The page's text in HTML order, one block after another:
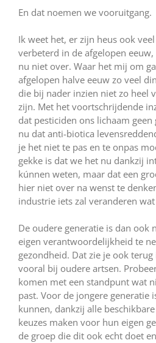
En dat noemen we vooruitgang.
Ik weet het, er zijn heus ook
verbeterd in de afgelopen
nu niet over. Waar het mij om
afgelopen halve eeuw zo veel
die bij nader inzien niet zo heel
zijn. Met het voortschrijdende
dat pesticiden ons lichaam geen
nu dat anti-biotica
je het niet te pas en te onpas
gekke is dat we het nu dankzij
kúnnen weten, maar dat een
hier niet over na wenst te
industrie iets zal veranderen
De oudere generatie is dan ook
eigen verantwoordelijkheid te
gezondheid. Dat zie je ook
vooral bij oudere artsen.
komen met een standpunt wat
past. Voor de jongere generatie
kunnen, dankzij alle
keuzes maken voor hun eigen
de groep die dit ook echt doet